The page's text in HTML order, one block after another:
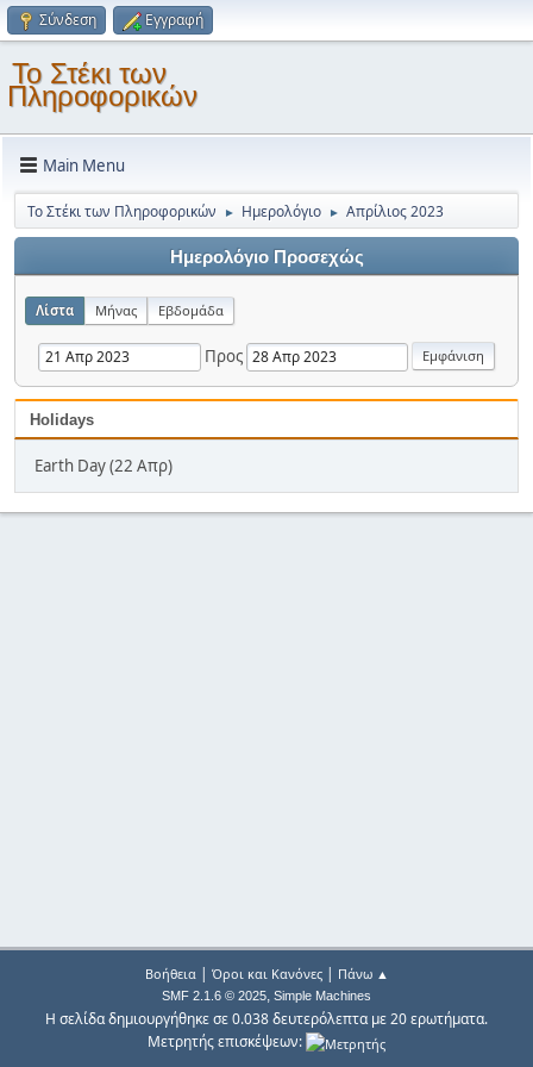
Σύνδεση Εγγραφή
Το Στέκι των
Πληροφορικών
Main Menu
Το Στέκι των Πληροφορικών ► Ημερολόγιο ► Απρίλιος 2023
Ημερολόγιο Προσεχώς
Λίστα Μήνας Εβδομάδα
Προς
Holidays
Earth Day (22 Απρ)
Βοήθεια| Όροι και Κανόνες| Πάνω ▲
SMF 2.1.6 © 2025, Simple Machines
Η σελίδα δημιουργήθηκε σε 0.038 δευτερόλεπτα με 20 ερωτήματα.
Μετρητής επισκέψεων: